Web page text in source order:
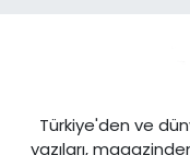
Türkiye'den ve
yazıları,